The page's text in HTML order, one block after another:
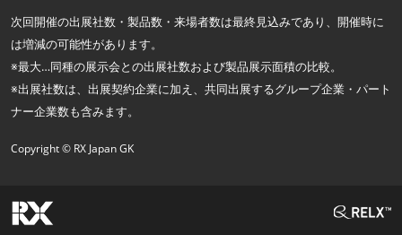
次回開催の出展社数・製品数・来場者数は最終見込みであり、開催時に
は増減の可能性があります。
※最大…同種の展示会との出展社数および製品展示面積の比較。
※出展社数は、出展契約企業に加え、共同出展するグループ企業・パート
ナー企業数も含みます。
Copyright © RX Japan GK